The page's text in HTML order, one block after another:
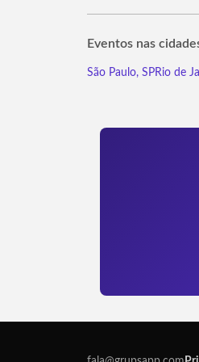
Eventos nas
São Paulo, SPRio de